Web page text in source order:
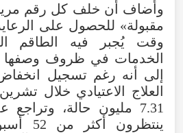
وأضاف أن خلف كل رقم
مقبولة» للحصول على
وقت يُجبر فيه الطاقم
الخدمات في ظروف وصفها
إلى أنه رغم تسجيل
العلاج الاعتيادي خلال
7.31 مليون حالة،